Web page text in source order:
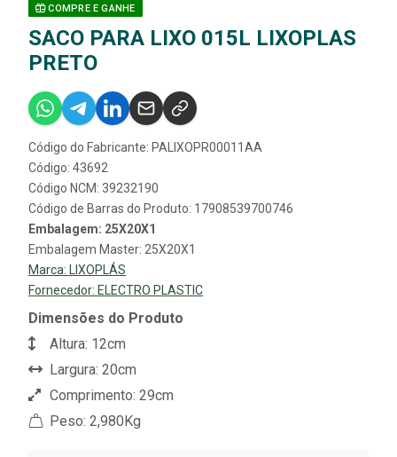
COMPRE E GANHE
SACO PARA LIXO 015L LIXOPLAS
PRETO
Código do Fabricante: PALIXOPR00011AA
Código: 43692
Código NCM: 39232190
Código de Barras do Produto: 17908539700746
Embalagem: 25X20X1
Embalagem Master: 25X20X1
Marca:
LIXOPLÁS
Fornecedor: ELECTRO PLASTIC
Dimensões do Produto
Altura: 12cm
Largura: 20cm
Comprimento: 29cm
Peso: 2,980Kg